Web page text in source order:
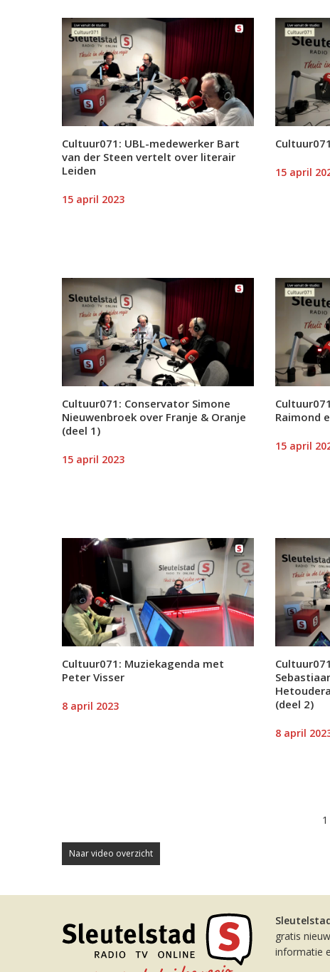
Cultuur071: UBL-medewerker Bart
van der Steen vertelt over literair
Leiden
15 april 2023
15 april
Cultuur071: Conservator Simone
Nieuwenbroek over Franje & Oranje
(deel 1)
15 april 2023
Raimond
15 april
Cultuur071: Muziekagenda met
Peter Visser
8 april 2023
(deel 2)
8 april
1
Naar video overzicht
gratis
informatie